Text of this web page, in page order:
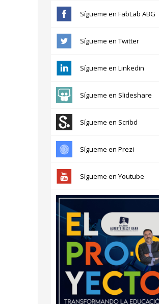
Sígueme en FabLab ABG
Sígueme en Twitter
Sígueme en Linkedin
Sígueme en Slideshare
Sígueme en Scribd
Sígueme en Prezi
Sígueme en Youtube